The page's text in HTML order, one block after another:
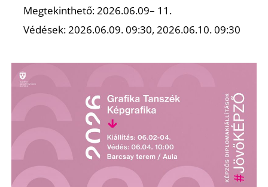
Megtekinthető: 2026.06.09– 11.
Védések: 2026.06.09. 09:30, 2026.06.10. 09:30